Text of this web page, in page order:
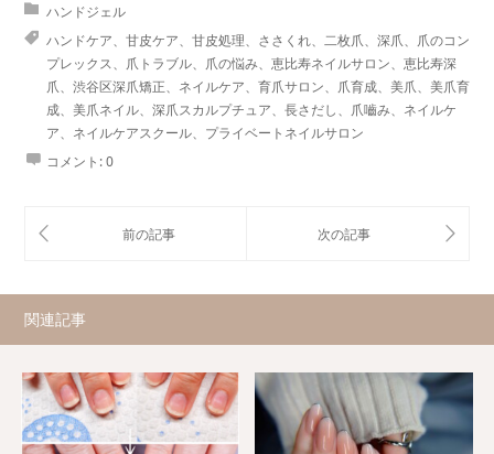
ハンドジェル
ハンドケア、甘皮ケア、甘皮処理、ささくれ、二枚爪、深爪、爪のコン
プレックス、爪トラブル、爪の悩み、恵比寿ネイルサロン、恵比寿深
爪、渋谷区深爪矯正、ネイルケア、育爪サロン、爪育成、美爪、美爪育
成、美爪ネイル、深爪スカルプチュア、長さだし、爪嚙み、ネイルケ
ア、ネイルケアスクール、プライベートネイルサロン
コメント:0
関連記事